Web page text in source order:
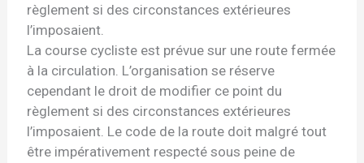
règlement si des circonstances extérieures
l’imposaient.
La course cycliste est prévue sur une route fermée
à la circulation. L’organisation se réserve
cependant le droit de modifier ce point du
règlement si des circonstances extérieures
l’imposaient. Le code de la route doit malgré tout
être impérativement respecté sous peine de